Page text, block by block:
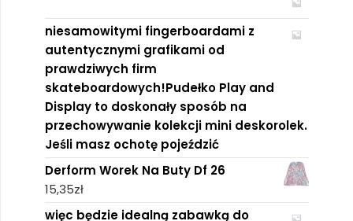
niesamowitymi fingerboardami z
autentycznymi grafikami od
prawdziwych firm
skateboardowych!Pudełko Play and
Display to doskonały sposób na
przechowywanie kolekcji mini deskorolek.
Jeśli masz ochotę pojeździć
Derform Worek Na Buty Df 26
15,35zł
więc będzie idealną zabawką do